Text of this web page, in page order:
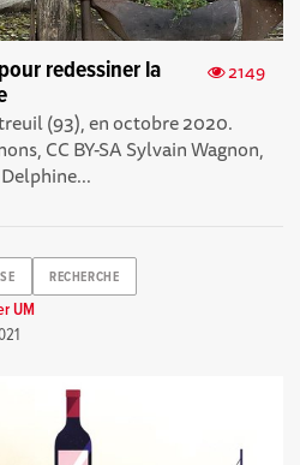
2149
redessiner la
(93), en octobre 2020.
CC BY-SA Sylvain Wagnon,
RECHERCHE
UM